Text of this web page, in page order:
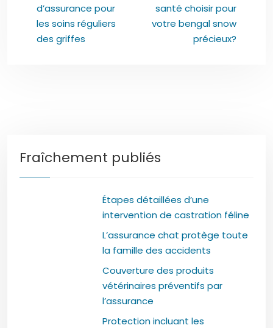
d’assurance pour
les soins réguliers
des griffes
santé choisir pour
votre bengal snow
précieux?
Fraîchement publiés
Étapes détaillées d’une
intervention de castration féline
L’assurance chat protège toute
la famille des accidents
Couverture des produits
vétérinaires préventifs par
l’assurance
Protection incluant les